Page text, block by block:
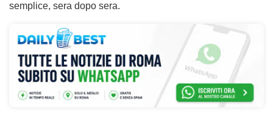
semplice, sera dopo sera.